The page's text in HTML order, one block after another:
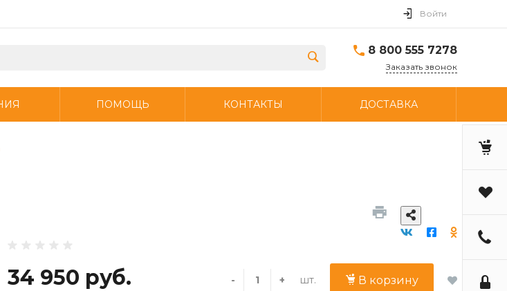
Войти
8 800 555 7278
Заказать звонок
ПОМОЩЬ КОНТАКТЫ ДОСТАВКА
34 950 руб. - + шт. В корзину